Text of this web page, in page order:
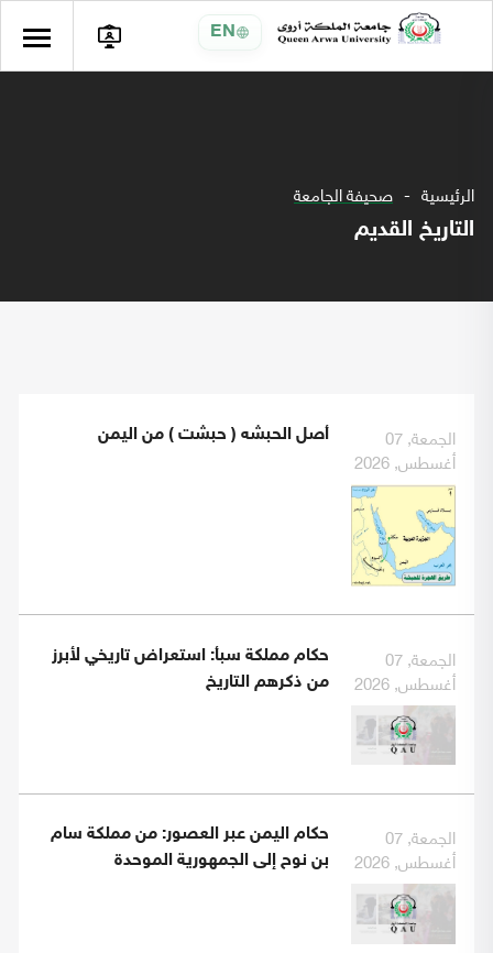
EN
الرئيسية صحيفة الجامعة
التاريخ القديم
الجمعة, 07
أغسطس, 2026
أصل الحبشه ( حبشت ) من اليمن
الجمعة, 07
أغسطس, 2026
حكام مملكة سبأ: استعراض تاريخي لأبرز
من ذكرهم التاريخ
الجمعة, 07
أغسطس, 2026
حكام اليمن عبر العصور: من مملكة سام
بن نوح إلى الجمهورية الموحدة